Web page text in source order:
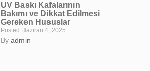
UV Baskı Kafalarının
Bakımı ve Dikkat Edilmesi
Gereken Hususlar
Posted Haziran 4, 2025
By admin